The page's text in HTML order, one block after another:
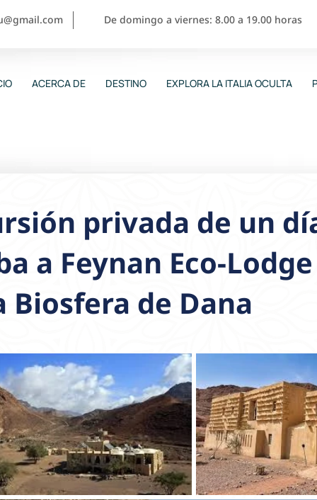
De domingo a viernes: 8.00 a 19.00 horas
ACERCA DE DESTINO EXPLORA LA ITALIA OCULTA
privada de un
a Feynan Eco-
Biosfera de Dana